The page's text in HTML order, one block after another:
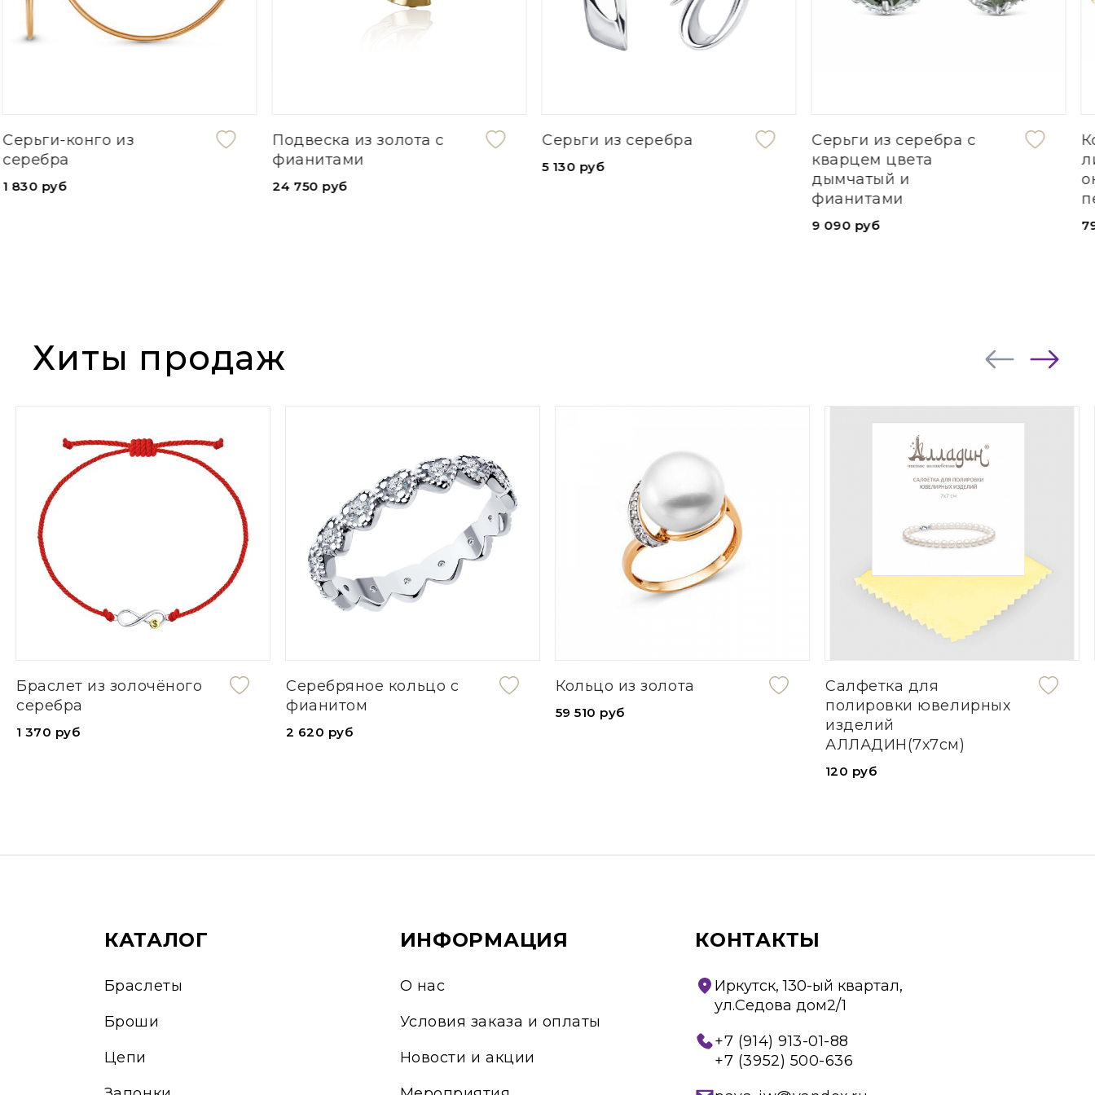
Подвеска из золота с
фианитами
24 750 руб
Серьги из серебра
5 130 руб
Серьги из серебра с
кварцем цвета
дымчатый и
Кольцо «Клевер» из
лимонного золота с
ониксом и
перламутром
79 200 руб
Хиты продаж
Браслет из золочёного
серебра
1 370 руб
Серебряное кольцо с
фианитом
2 620 руб
Кольцо из золота
59 510 руб
Салфетка для
полировки ювелирных
изделий
АЛЛАДИН(7х7см)
120 руб
КАТАЛОГ
Браслеты
Броши
Цепи
ИНФОРМАЦИЯ
О нас
Условия заказа и оплаты
Новости и акции
КОНТАКТЫ
Иркутск, 130-ый квартал,
ул.Седова дом2/1
+7 (914) 913-01-88
+7 (3952) 500-636